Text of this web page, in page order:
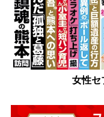
女性セ